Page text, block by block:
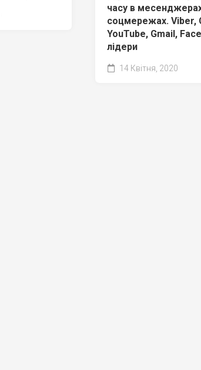
часу в
соцмережах. Viber,
YouTube, Gmail,
лідери
14 Квітня, 2020